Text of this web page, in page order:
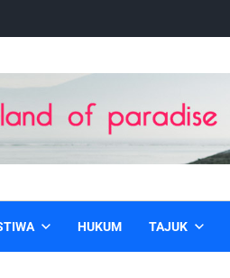
HUKUM TAJUK